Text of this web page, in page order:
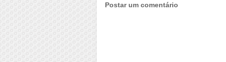
Postar um comentário